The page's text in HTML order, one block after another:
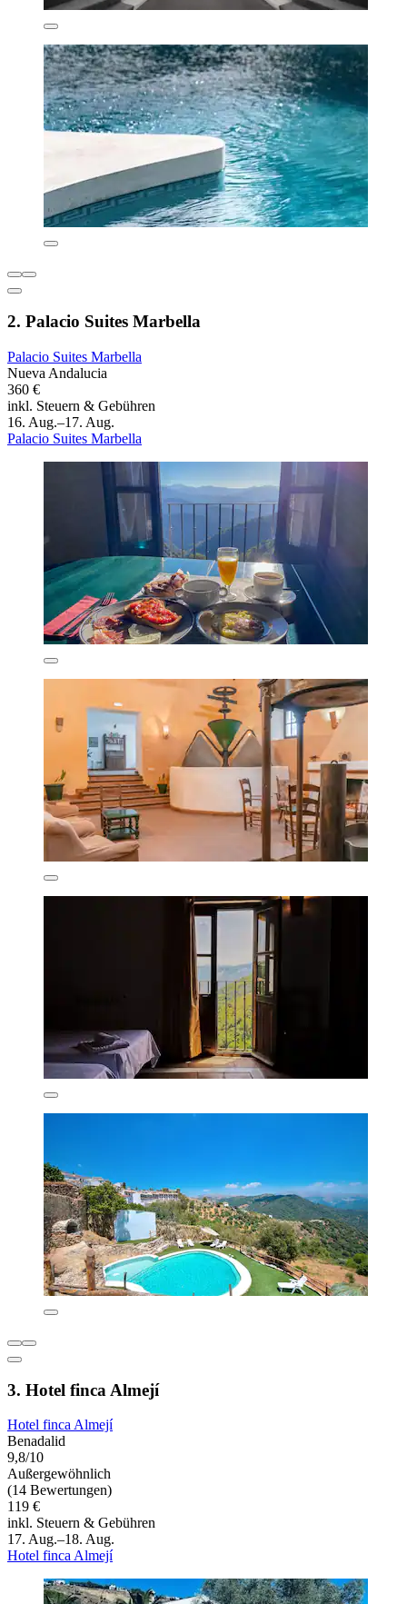
2. Palacio Suites Marbella
Palacio Suites Marbella
Nueva Andalucia
360 €
inkl. Steuern & Gebühren
16. Aug.–17. Aug.
Palacio Suites Marbella
3. Hotel finca Almejí
Hotel finca Almejí
Benadalid
9,8/10
Außergewöhnlich
(14 Bewertungen)
119 €
inkl. Steuern & Gebühren
17. Aug.–18. Aug.
Hotel finca Almejí